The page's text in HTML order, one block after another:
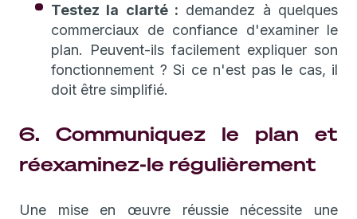
Testez la clarté : demandez à quelques
commerciaux de confiance d'examiner le
plan. Peuvent-ils facilement expliquer son
fonctionnement ? Si ce n'est pas le cas, il
doit être simplifié.
6. Communiquez le plan et
réexaminez-le régulièrement
Une mise en œuvre réussie nécessite une